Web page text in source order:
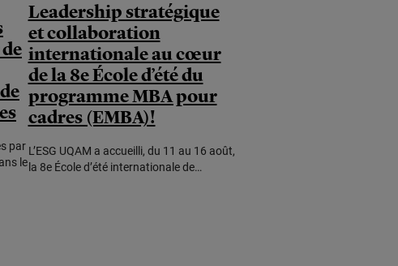
par
le
Leadership stratégique
et collaboration
internationale au cœur
de la 8e École d’été du
programme MBA pour
cadres (EMBA)!
L’ESG UQAM a accueilli, du 11 au 16 août,
la 8e École d’été internationale de…